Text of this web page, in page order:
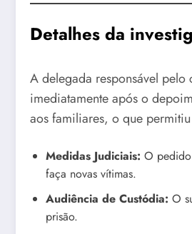
Detalhes da
A delegada responsável
imediatamente após o
aos familiares, o que
Medidas Judiciais: O
faça novas vítimas.
Audiência de Custódia: O
prisão.